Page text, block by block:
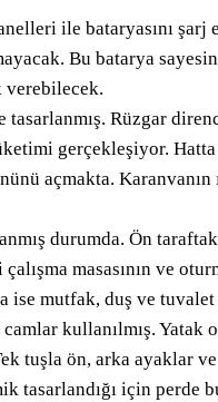
ile bataryasını
Bu batarya
verebilecek.
Rüzgar
gerçekleşiyor.
açmakta. Karanvanın
durumda. Ön
masasının ve
ise mutfak, duş ve
kullanılmış. Yatak
tuşla ön, arka ayaklar
tasarlandığı için perde